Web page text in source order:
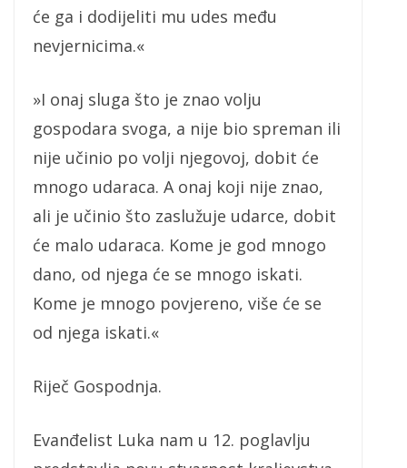
će ga i dodijeliti mu udes među
nevjernicima.«
»I onaj sluga što je znao volju
gospodara svoga, a nije bio spreman ili
nije učinio po volji njegovoj, dobit će
mnogo udaraca. A onaj koji nije znao,
ali je učinio što zaslužuje udarce, dobit
će malo udaraca. Kome je god mnogo
dano, od njega će se mnogo iskati.
Kome je mnogo povjereno, više će se
od njega iskati.«
Riječ Gospodnja.
Evanđelist Luka nam u 12. poglavlju